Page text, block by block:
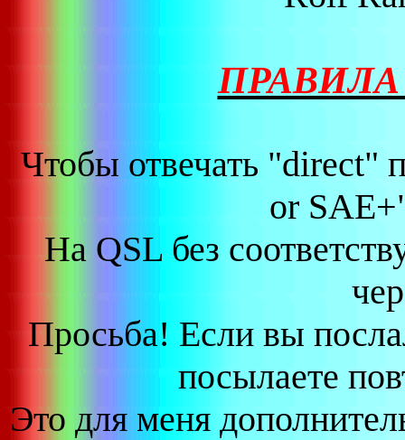
ПРАВИЛА
Чтобы отвечать "direct"
or
На QSL без
Просьба! Если вы
посылаете
Это для меня